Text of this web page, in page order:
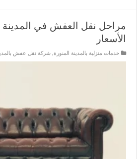
مراحل نقل العفش في
الأسعار
خدمات منزلية بالمدينة المنورة,شركة نقل عفش